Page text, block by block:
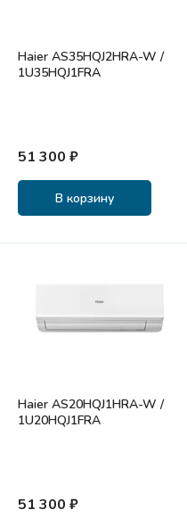
Haier AS35HQJ2HRA-W /
1U35HQJ1FRA
51 300 ₽
В корзину
Haier AS20HQJ1HRA-W /
1U20HQJ1FRA
51 300 ₽